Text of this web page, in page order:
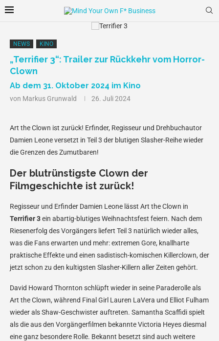
NEWS KINO
„Terrifier 3“: Trailer zur Rückkehr vom Horror-
Clown
Ab dem 31. Oktober 2024 im Kino
von Markus Grunwald 26. Juli 2024
Art the Clown ist zurück! Erfinder, Regisseur und Drehbuchautor
Damien Leone versetzt in Teil 3 der blutigen Slasher-Reihe wieder
die Grenzen des Zumutbaren!
Der blutrünstigste Clown der
Filmgeschichte ist zurück!
Regisseur und Erfinder Damien Leone lässt Art the Clown in
Terrifier 3ein abartig-blutiges Weihnachtsfest feiern. Nach dem
Riesenerfolg des Vorgängers liefert Teil 3 natürlich wieder alles,
was die Fans erwarten und mehr: extremen Gore, knallharte
praktische Effekte und einen sadistisch-komischen Killerclown, der
jetzt schon zu den kultigsten Slasher-Killern aller Zeiten gehört.
David Howard Thornton schlüpft wieder in seine Paraderolle als
Art the Clown, während Final Girl Lauren LaVera und Elliot Fulham
wieder als Shaw-Geschwister auftreten. Samantha Scaffidi spielt
als die aus den Vorgängerfilmen bekannte Victoria Heyes diesmal
eine ganz besondere Rolle. Bekannt besetzt sind auch weitere